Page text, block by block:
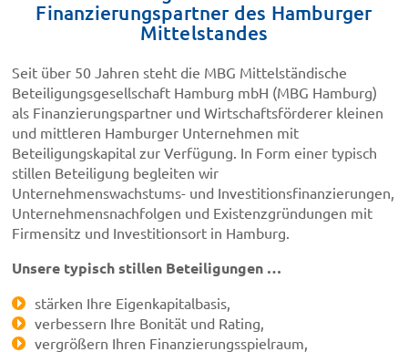
Finanzierungspartner des Hamburger
Mittelstandes
Seit über 50 Jahren steht die MBG Mittelständische
Beteiligungsgesellschaft Hamburg mbH (MBG Hamburg)
als Finanzierungspartner und Wirtschaftsförderer kleinen
und mittleren Hamburger Unternehmen mit
Beteiligungskapital zur Verfügung. In Form einer typisch
stillen Beteiligung begleiten wir
Unternehmenswachstums- und Investitionsfinanzierungen,
Unternehmensnachfolgen und Existenzgründungen mit
Firmensitz und Investitionsort in Hamburg.
Unsere typisch stillen Beteiligungen …
stärken Ihre Eigenkapitalbasis,
verbessern Ihre Bonität und Rating,
vergrößern Ihren Finanzierungsspielraum,